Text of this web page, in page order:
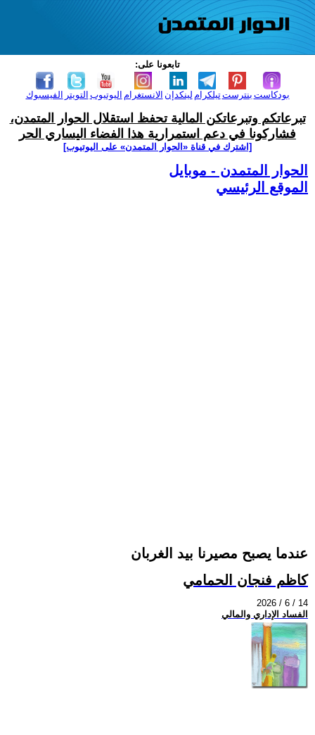
تابعونا على:
الفيسبوك التويتر اليوتيوب الانستغرام لينكدإن تيلكرامبنترست بودكاست
تبرعاتكم وتبرعاتكن المالية تحفظ استقلال الحوار المتمدن،
فشاركونا في دعم استمرارية هذا الفضاء اليساري الحر
[اشترك في قناة ‫«الحوار المتمدن» على اليوتيوب]
الحوار المتمدن - موبايل
الموقع الرئيسي
عندما يصبح مصيرنا بيد الغربان
كاظم فنجان الحمامي
2026 / 6 / 14
الفساد الإداري والمالي